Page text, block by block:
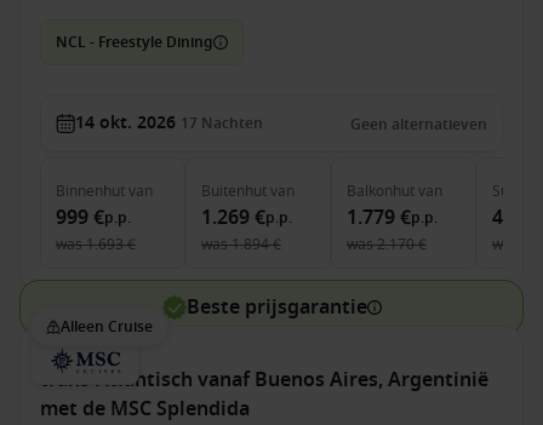
NCL - Freestyle Dining
14 okt. 2026 17 Nachten Geen alternatieven
Binnenhutvan
999 €p.p.
was1.693 €
Buitenhutvan
1.269 €p.p.
was1.894 €
Balkonhutvan
1.779 €p.p.
was2.170 €
Suite
was
Beste prijsgarantie
Alleen Cruise
trans-Atlantisch vanaf Buenos Aires, Argentinië
met de MSC Splendida